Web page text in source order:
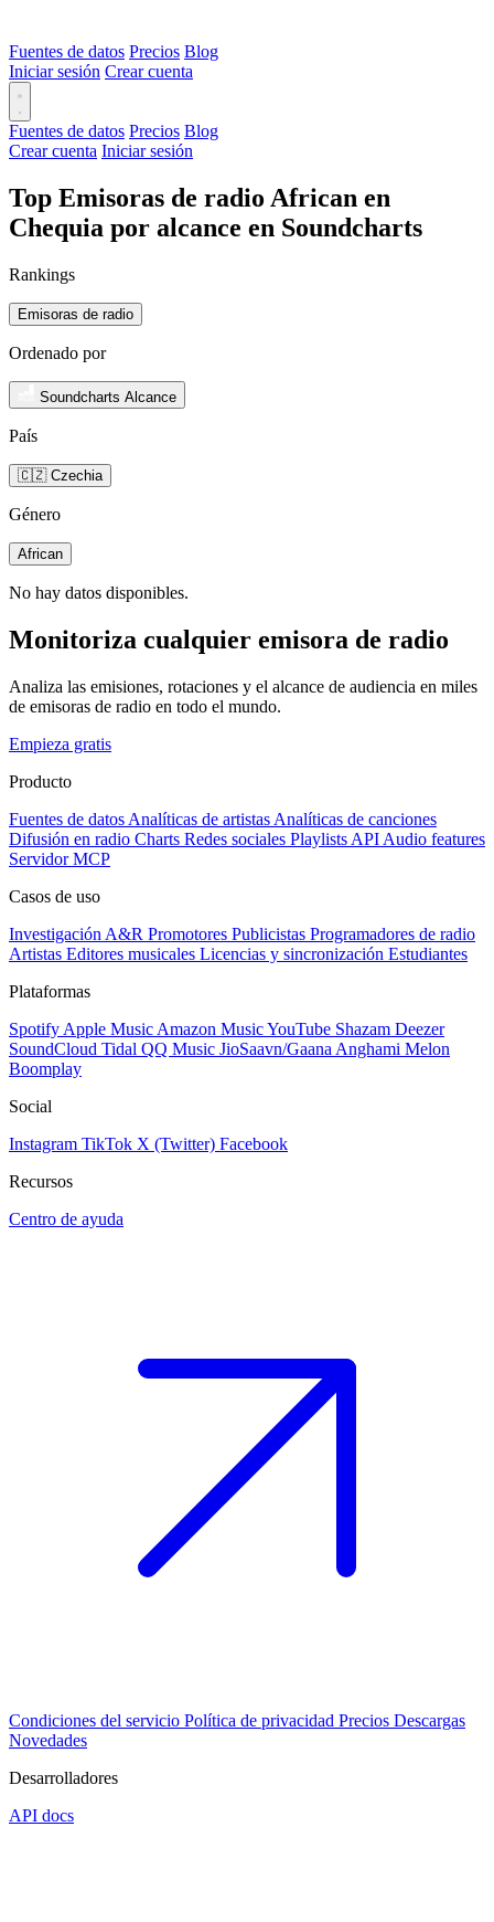
Fuentes de datos Precios Blog
Iniciar sesión Crear cuenta
Fuentes de datos Precios Blog
Crear cuenta Iniciar sesión
Top Emisoras de radio African en
Chequia por alcance en Soundcharts
Rankings
Emisoras de radio
Ordenado por
Soundcharts Alcance
País
🇨🇿 Czechia
Género
African
No hay datos disponibles.
Monitoriza cualquier emisora de radio
Analiza las emisiones, rotaciones y el alcance de audiencia en miles
de emisoras de radio en todo el mundo.
Empieza gratis
Producto
Fuentes de datos Analíticas de artistas Analíticas de canciones
Difusión en radio Charts Redes sociales Playlists API Audio features
Servidor MCP
Casos de uso
Investigación A&R Promotores Publicistas Programadores de radio
Artistas Editores musicales Licencias y sincronización Estudiantes
Plataformas
Spotify Apple Music Amazon MusicYouTube Shazam Deezer
SoundCloud Tidal QQ Music JioSaavn/Gaana Anghami Melon
Boomplay
Social
Instagram TikTok X (Twitter) Facebook
Recursos
Centro de ayuda
Condiciones del servicio Política de privacidad Precios Descargas
Novedades
Desarrolladores
API docs